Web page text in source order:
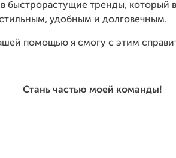
в быстрорастущие тренды, который
удобным и долговечным.
помощью я смогу с этим
Стань частью моей команды!